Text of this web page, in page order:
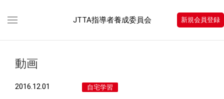
JTTA指導者養成委員会 新規会員登録
動画
2016.12.01 自宅学習